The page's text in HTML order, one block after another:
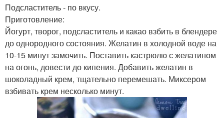
Подсластитель - по вкусу.
Приготовление:
Йогурт, творог, подсластитель и какао взбить в блендере
до однородного состояния. Желатин в холодной воде на
10-15 минут замочить. Поставить кастрюлю с желатином
на огонь, довести до кипения. Добавить желатин в
шоколадный крем, тщательно перемешать. Миксером
взбивать крем несколько минут.